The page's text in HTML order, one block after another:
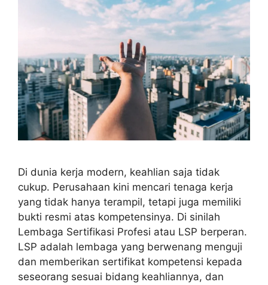
Di dunia kerja modern, keahlian saja tidak
cukup. Perusahaan kini mencari tenaga kerja
yang tidak hanya terampil, tetapi juga memiliki
bukti resmi atas kompetensinya. Di sinilah
Lembaga Sertifikasi Profesi atau LSP berperan.
LSP adalah lembaga yang berwenang menguji
dan memberikan sertifikat kompetensi kepada
seseorang sesuai bidang keahliannya, dan